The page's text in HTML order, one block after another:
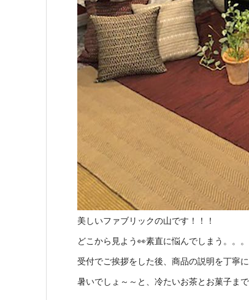
美しいファブリックの山です！！！
どこから見よう👀素直に悩んでしまう。。。
受付でご挨拶をした後、商品の説明を丁寧に
暑いでしょ～～と、冷たいお茶とお菓子ま